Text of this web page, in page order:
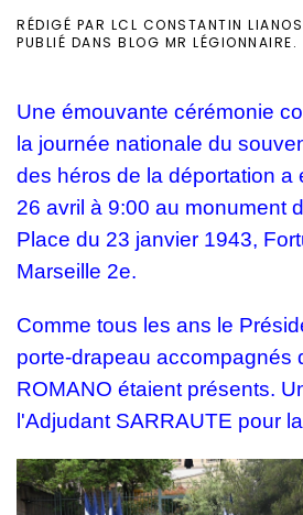
RÉDIGÉ PAR LCL CONSTANTIN LIANOS
PUBLIÉ DANS BLOG MR LÉGIONNAIRE.
Une émouvante cérémonie
la journée nationale du
des héros de la déportation a
26 avril à 9:00 au monument
Place du 23 janvier 1943,
Marseille 2e.
Comme tous les ans le
porte-drapeau accompagnés
ROMANO étaient présents.
l'Adjudant SARRAUTE pour